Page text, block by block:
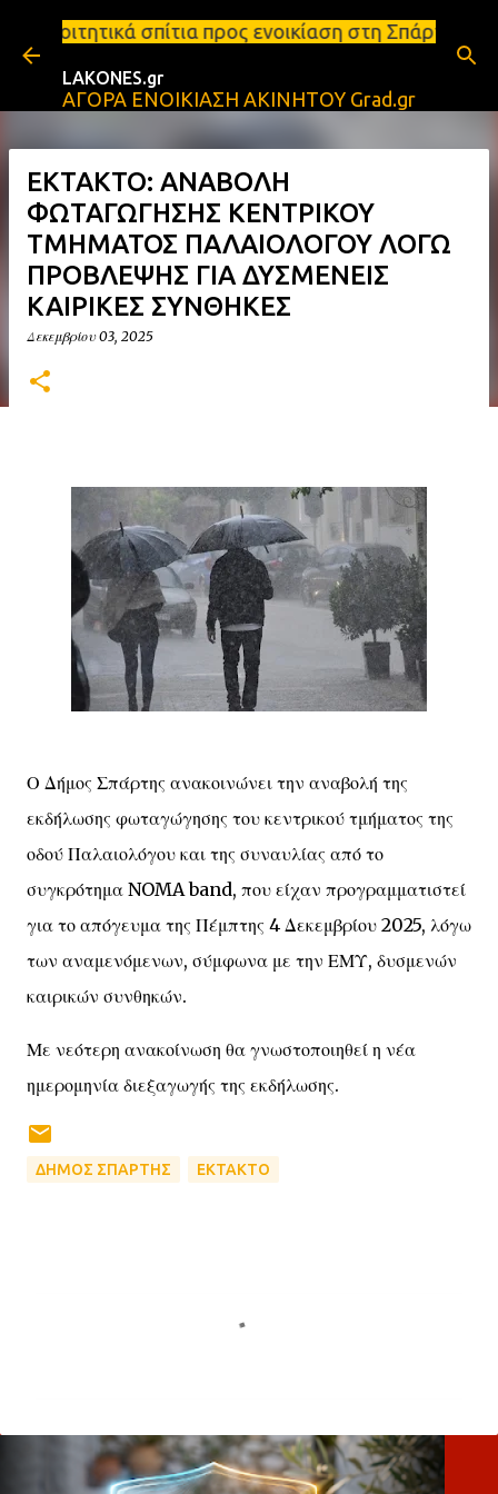
Μετάβαση στο κύριο περιεχόμενο
προς ενοικίαση στη Σπάρτη Ενοικιάσεις
LAKONES.gr
ΑΓΟΡΑ ΕΝΟΙΚΙΑΣΗ ΑΚΙΝΗΤΟΥ Grad.gr
ΕΚΤΑΚΤΟ: ΑΝΑΒΟΛΗ
ΦΩΤΑΓΩΓΗΣΗΣ ΚΕΝΤΡΙΚΟΥ
ΤΜΗΜΑΤΟΣ ΠΑΛΑΙΟΛΟΓΟΥ ΛΟΓΩ
ΠΡΟΒΛΕΨΗΣ ΓΙΑ ΔΥΣΜΕΝΕΙΣ
ΚΑΙΡΙΚΕΣ ΣΥΝΘΗΚΕΣ
Δεκεμβρίου 03, 2025
Ο Δήμος Σπάρτης ανακοινώνει την αναβολή της
εκδήλωσης φωταγώγησης του κεντρικού τμήματος της
οδού Παλαιολόγου και της συναυλίας από το
συγκρότημα NOMA band, που είχαν προγραμματιστεί
για το απόγευμα της Πέμπτης 4 Δεκεμβρίου 2025, λόγω
των αναμενόμενων, σύμφωνα με την ΕΜΥ, δυσμενών
καιρικών συνθηκών.
Με νεότερη ανακοίνωση θα γνωστοποιηθεί η νέα
ημερομηνία διεξαγωγής της εκδήλωσης.
ΔΗΜΟΣ ΣΠΑΡΤΗΣ ΕΚΤΑΚΤΟ
λ